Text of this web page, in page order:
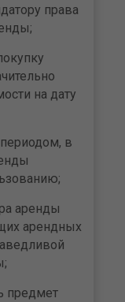
права
на дату
в
аренды
арендных
предмет